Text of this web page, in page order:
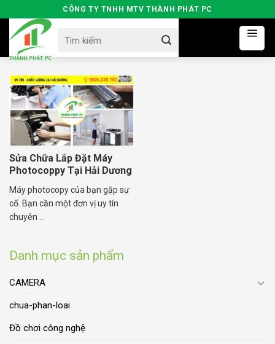
to
content
CÔNG TY TNHH MTV THÀNH PHÁT PC
for:
Danh mục sản phẩm
CAMERA
chua-phan-loai
Đồ chơi công nghệ
Sửa Chữa Lắp Đặt Máy
Photocoppy Tại Hải Dương
Máy photocopy của bạn gặp sự
cố. Bạn cần một đơn vị uy tín
chuyên ...